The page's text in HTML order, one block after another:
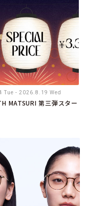
Tue - 2026.8.19 Wed
MATSURI 第三弾スター